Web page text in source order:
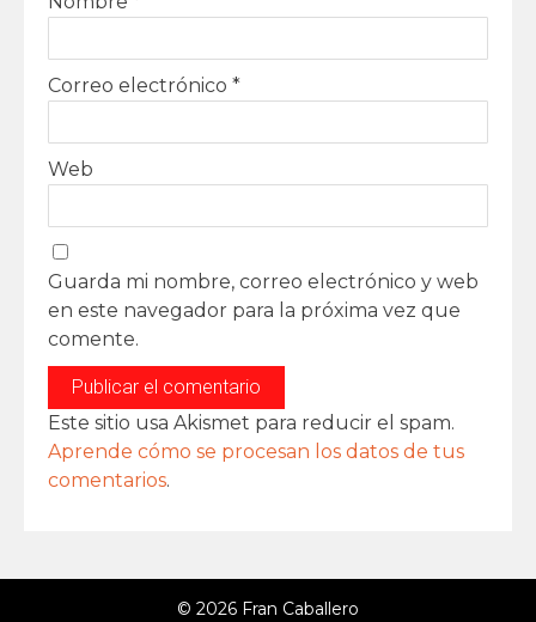
Correo electrónico *
Web
Guarda mi nombre, correo electrónico y web
en este navegador para la próxima vez que
comente.
Este sitio usa Akismet para reducir el spam.
Aprende cómo se procesan los datos de tus
comentarios.
© 2026 Fran Caballero